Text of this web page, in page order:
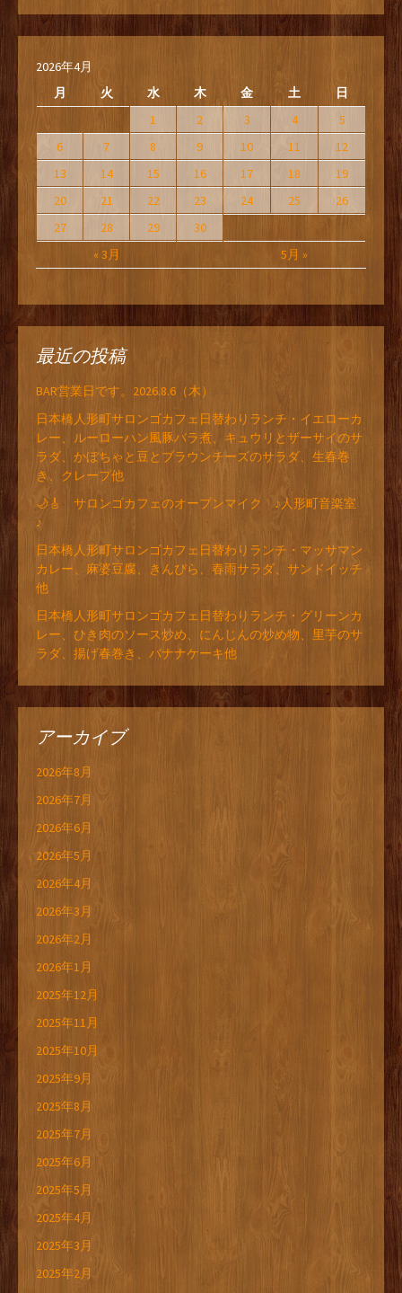
2026年4月
月
火 水 木 金 土 日
« 3月 5月 »
1 2 3 4
5
6
7 8 9 10 11
12
13
14 15 16 17 18
19
20
21 22 23 24 25
26
27
28 29 30
最近の投稿
BAR営業日です。2026.8.6（木）
日本橋人形町サロンゴカフェ日替わりランチ・イエローカ
レー、ルーローハン風豚バラ煮、キュウリとザーサイのサ
ラダ、かぼちゃと豆とブラウンチーズのサラダ、生春巻
き、クレープ他
🌙🎸 サロンゴカフェのオープンマイク ♪人形町音楽室
♪
日本橋人形町サロンゴカフェ日替わりランチ・マッサマン
カレー、麻婆豆腐、きんぴら、春雨サラダ、サンドイッチ
他
日本橋人形町サロンゴカフェ日替わりランチ・グリーンカ
レー、ひき肉のソース炒め、にんじんの炒め物、里芋のサ
ラダ、揚げ春巻き、バナナケーキ他
アーカイブ
2026年8月
2026年7月
2026年6月
2026年5月
2026年4月
2026年3月
2026年2月
2026年1月
2025年12月
2025年11月
2025年10月
2025年9月
2025年8月
2025年7月
2025年6月
2025年5月
2025年4月
2025年3月
2025年2月